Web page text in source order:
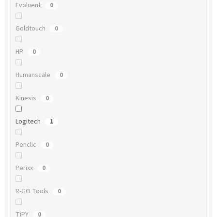
Evoluent 0
Goldtouch 0
HP 0
Humanscale 0
Kinesis 0
Logitech 1
Penclic 0
Perixx 0
R-GO Tools 0
TiPY 0